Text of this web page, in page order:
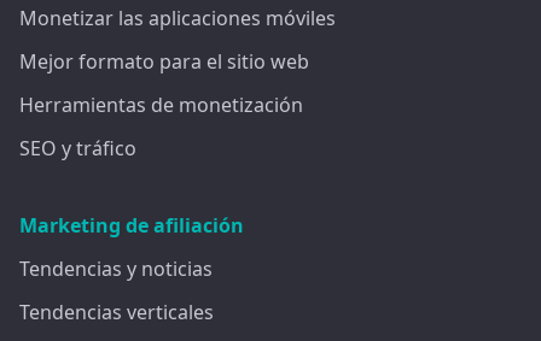
Monetizar las aplicaciones móviles
Mejor formato para el sitio web
Herramientas de monetización
SEO y tráfico
Marketing de afiliación
Tendencias y noticias
Tendencias verticales